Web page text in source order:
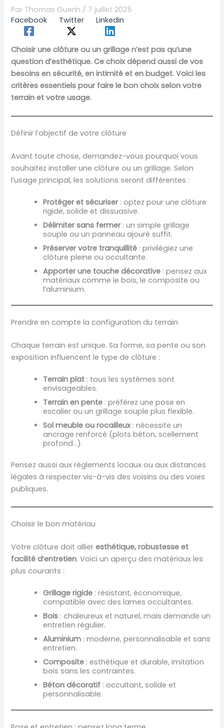
Par Thomas Guerin / 7 juillet 2025
Facebook
Twitter Linkedin
Choisir une clôture ou un grillage n’est pas qu’une
question d’esthétique. Ce choix dépend aussi de vos
besoins en sécurité, en intimité et en budget. Voici les
critères essentiels pour faire le bon choix selon votre
terrain et votre usage.
Définir l’objectif de votre clôture
Avant toute chose, demandez-vous pourquoi vous
souhaitez installer une clôture ou un grillage. Selon
l’usage principal, les solutions seront différentes :
Protéger et sécuriser: optez pour une clôture
rigide, solide et dissuasive.
Délimiter sans fermer: un simple grillage
souple ou un panneau ajouré suffit.
Préserver votre tranquillité : privilégiez une
clôture pleine ou occultante.
Apporter une touche décorative : pensez aux
matériaux comme le bois, le composite ou
l’aluminium.
Prendre en compte la configuration du terrain
Chaque terrain est unique. Sa forme, sa pente ou son
exposition influencent le type de clôture :
Terrain plat : tous les systèmes sont
envisageables.
Terrain en pente : préférez une pose en
escalier ou un grillage souple plus flexible.
Sol meuble ou rocailleux: nécessite un
ancrage renforcé (plots béton, scellement
profond…).
Pensez aussi aux règlements locaux ou aux distances
légales à respecter vis-à-vis des voisins ou des voies
publiques.
Choisir le bon matériau
Votre clôture doit allieresthétique, robustesse et
facilité d’entretien. Voici un aperçu des matériaux les
plus courants :
Grillage rigide : résistant, économique,
compatible avec des lames occultantes.
Bois : chaleureux et naturel, mais demande un
entretien régulier.
Aluminium : moderne, personnalisable et sans
entretien.
Composite : esthétique et durable, imitation
bois sans les contraintes.
Béton décoratif : occultant, solide et
personnalisable.